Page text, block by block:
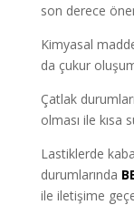
son derece
Kimyasal
da çukur
Çatlak
olması ile kısa
Lastiklerde
durumlarında
ile iletişime